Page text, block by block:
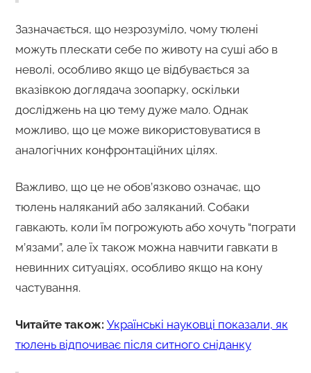
Зазначається, що незрозуміло, чому тюлені
можуть плескати себе по животу на суші або в
неволі, особливо якщо це відбувається за
вказівкою доглядача зоопарку, оскільки
досліджень на цю тему дуже мало. Однак
можливо, що це може використовуватися в
аналогічних конфронтаційних цілях.
Важливо, що це не обов’язково означає, що
тюлень наляканий або заляканий. Собаки
гавкають, коли їм погрожують або хочуть “пограти
м’язами”, але їх також можна навчити гавкати в
невинних ситуаціях, особливо якщо на кону
частування.
Читайте також: Українські науковці показали, як
тюлень відпочиває після ситного сніданку